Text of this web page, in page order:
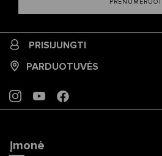
PRENUMERUOTI
PRISIJUNGTI
PARDUOTUVĖS
INSTAGRAM
YOUTUBEFACEBOOK
Įmonė